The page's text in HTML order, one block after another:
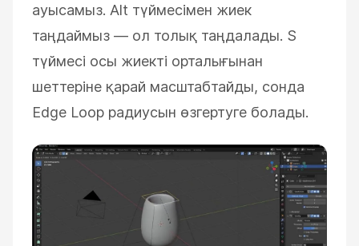
ауысамыз. Alt түймесімен жиек
таңдаймыз — ол толық таңдалады. S
түймесі осы жиекті орталығынан
шеттеріне қарай масштабтайды, сонда
Edge Loop радиусын өзгертуге болады.